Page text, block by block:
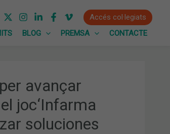
Accés col·legiats
BLOG PREMSA CONTACTE
avançar
joc‘Infarma
soluciones